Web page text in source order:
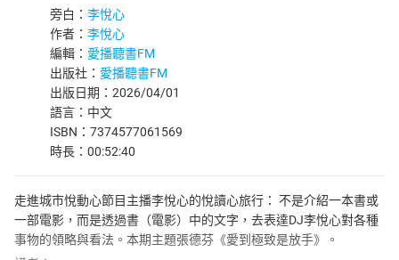
旁白： 李悅心
作者： 李悅心
編輯： 愛播聽書FM
出版社： 愛播聽書FM
出版日期：2026/04/01
語言：中文
ISBN：7374577061569
時長：00:52:40
走進城市悅動心節目主播李悅心的悅讀心旅行： 不是介紹一本書或
一部電影，而是透過書（電影）中的文字，去表達DJ李悅心對各種
事物的領略與看法。本期主題張德芬《愛到極致是放手》。